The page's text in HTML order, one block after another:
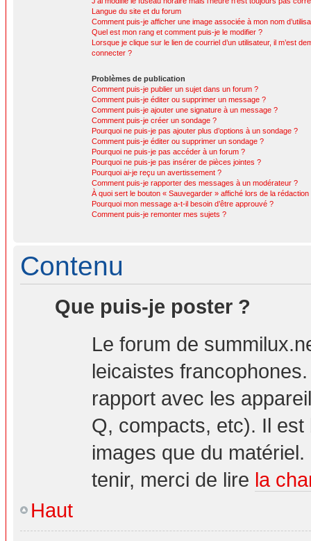
Langue du site et du forum
Comment puis-je afficher une image associée à mon nom
Quel est mon rang et comment puis-je le modifier ?
Lorsque je clique sur le lien de courriel d’un utilisateur, il m’est
connecter ?
Problèmes de publication
Comment puis-je publier un sujet dans un forum ?
Comment puis-je éditer ou supprimer un message ?
Comment puis-je ajouter une signature à un message ?
Comment puis-je créer un sondage ?
Pourquoi ne puis-je pas ajouter plus d’options à un sondage ?
Comment puis-je éditer ou supprimer un sondage ?
Pourquoi ne puis-je pas accéder à un forum ?
Pourquoi ne puis-je pas insérer de pièces jointes ?
Pourquoi ai-je reçu un avertissement ?
Comment puis-je rapporter des messages à un modérateur ?
À quoi sert le bouton « Sauvegarder » affiché lors de la rédaction
Pourquoi mon message a-t-il besoin d’être approuvé ?
Comment puis-je remonter mes sujets ?
Contenu
Que puis-je poster ?
Le forum de
leicaistes
rapport avec les
Q, compacts, etc). Il
images que du
tenir, merci de lire la
Haut